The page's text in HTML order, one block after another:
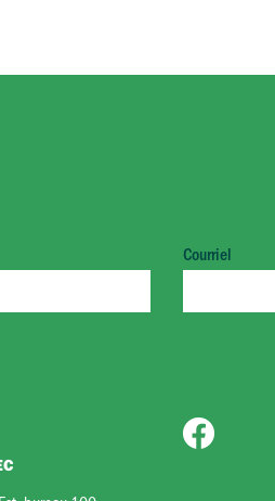
Courriel